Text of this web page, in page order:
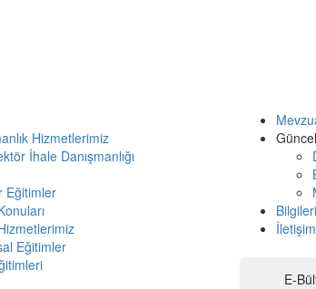
Hizmetlerimiz
İhale Danışmanlığı
Eğitimler
Eğitimler
Güncel
İletişim
E-